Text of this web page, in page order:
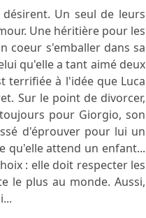
Un seul de leurs
Une héritière pour les
coeur s'emballer dans sa
qu'elle a tant aimé deux
terrifiée à l'idée que Luca
Sur le point de divorcer,
pour Giorgio, son
d'éprouver pour lui un
qu'elle attend un enfant...
: elle doit respecter les
le plus au monde. Aussi,